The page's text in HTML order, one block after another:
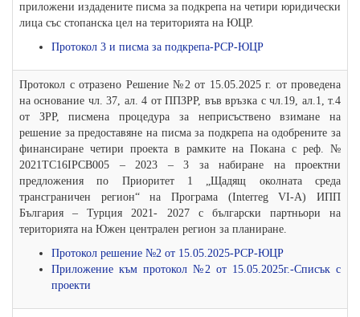
приложени издадените писма за подкрепа на четири юридически
лица със стопанска цел на територията на ЮЦР.
Протокол 3 и писма за подкрепа-РСР-ЮЦР
Протокол с отразено Решение №2 от 15.05.2025 г. от проведена
на основание чл. 37, ал. 4 от ППЗРР, във връзка с чл.19, ал.1, т.4
от ЗРР, писмена процедура за неприсъствено взимане на
решение за предоставяне на писма за подкрепа на одобрените за
финансиране четири проекта в рамките на Покана с реф. №
2021TC16IPCB005 – 2023 – 3 за набиране на проектни
предложения по Приоритет 1 „Щадящ околната среда
трансграничен регион“ на Програма (Interreg VІ-А) ИПП
България – Турция 2021- 2027 с български партньори на
територията на Южен централен регион за планиране.
Протокол решение №2 от 15.05.2025-РСР-ЮЦР
Приложение към протокол №2 от 15.05.2025г.-Списък с
проекти